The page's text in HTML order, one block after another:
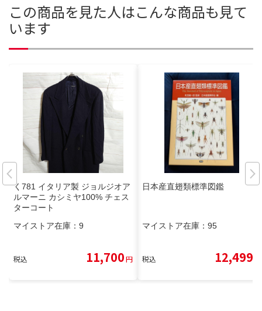
この商品を見た人はこんな商品も見て
います
く781 イタリア製 ジョルジオア
ルマーニ カシミヤ100% チェス
ターコート
マイストア在庫： 9
税込 11,700円
日本産直翅類標準図鑑
マイストア在庫： 95
税込 12,499